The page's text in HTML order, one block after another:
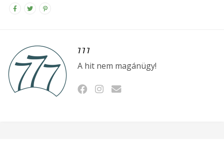
777
A hit nem magánügy!